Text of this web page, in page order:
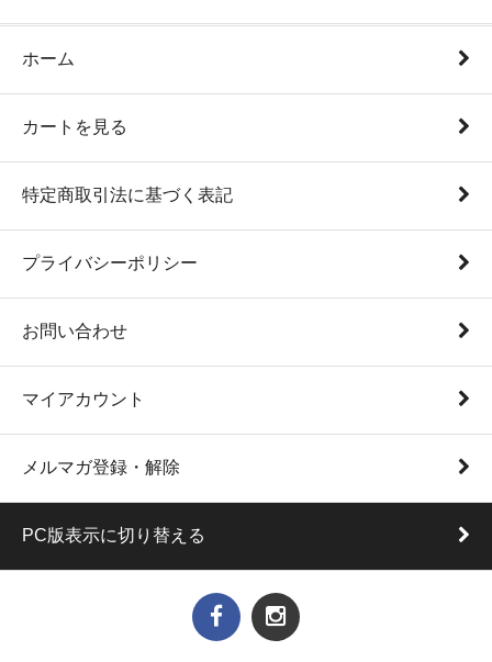
ホーム
カートを見る
特定商取引法に基づく表記
プライバシーポリシー
お問い合わせ
マイアカウント
メルマガ登録・解除
PC版表示に切り替える